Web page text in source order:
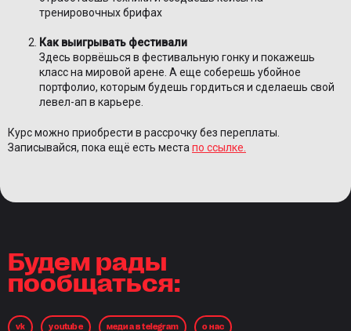
тренировочных брифах
Как выигрывать фестивали
Здесь ворвёшься в фестивальную гонку и покажешь
класс на мировой арене. А еще соберешь убойное
портфолио, которым будешь гордиться и сделаешь свой
левел-ап в карьере.
Курс можно приобрести в рассрочку без переплаты.
Записывайся, пока ещё есть местапо ссылке.
Будем рады
пообщаться:
vk youtube медиа в telegram о нас